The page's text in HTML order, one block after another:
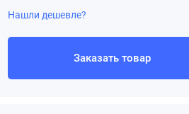
Нашли дешевле?
Заказать товар